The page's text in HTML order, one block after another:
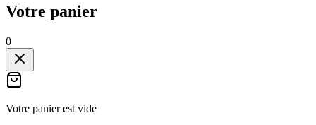
Votre panier
0
Votre panier est vide